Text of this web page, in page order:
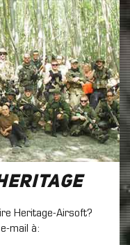
Heritage-Airsoft?
mail à: